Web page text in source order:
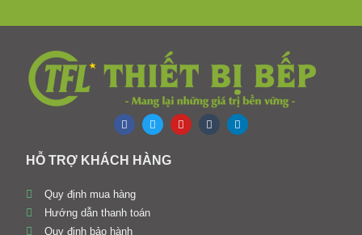
HỖ TRỢ KHÁCH HÀNG
Quy định mua hàng
Hướng dẫn thanh toán
Quy định bảo hành